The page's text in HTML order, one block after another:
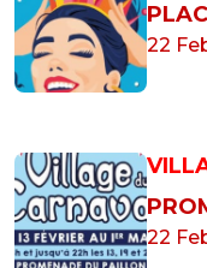
22
22